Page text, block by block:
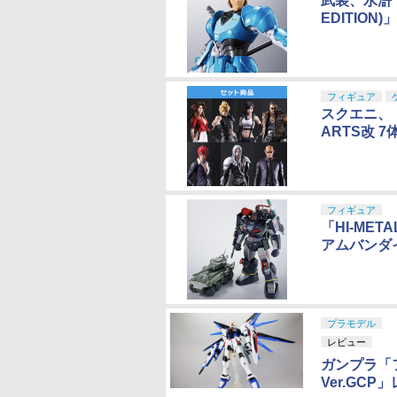
EDITION)
フィギュア
スクエニ
ARTS改 7
フィギュア
「HI-
アムバンダ
プラモデル
レビュー
ガンプラ「
Ver.GCP」